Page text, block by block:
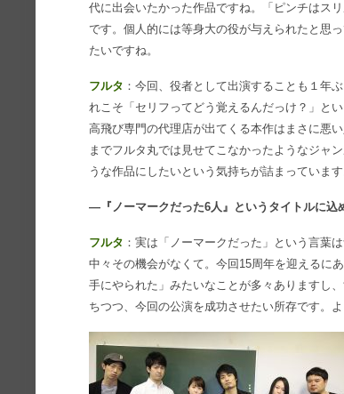
代に出会いたかった作品ですね。「ピンチはス
です。個人的には等身大の役が与えられたと思
たいですね。
フルタ ：今回、役者として出演することも１年
れこそ「セリフってどう覚えるんだっけ？」と
高飛び専門の代理店が出てくる本作はまさに悪
までフルタ丸では見せてこなかったようなジャ
うな作品にしたいという気持ちが詰まっています
―『ノーマークだった6人』というタイトルに込
フルタ ：実は「ノーマークだった」という言葉
中々その機会がなくて。今回15周年を迎えるに
手にやられた」みたいなことが多々ありますし
ちつつ、今回の公演を成功させたい所存です。